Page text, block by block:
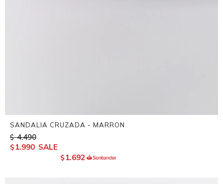
SANDALIA CRUZADA - MARRON
$ 4.490
$ 1.990
$ 1.692